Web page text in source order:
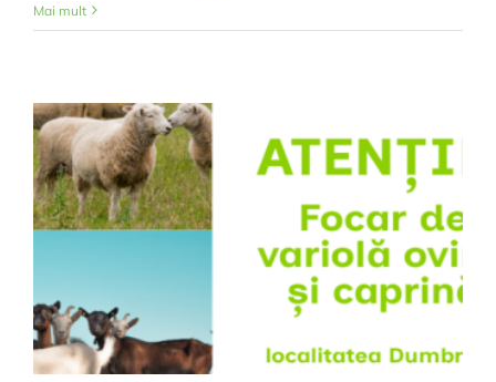
Mai
a
Muzeelor
Mai mult